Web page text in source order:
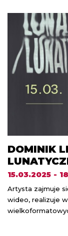
DOMINIK
15.03.2025 -
Artysta zajmuje
wideo, realizuje